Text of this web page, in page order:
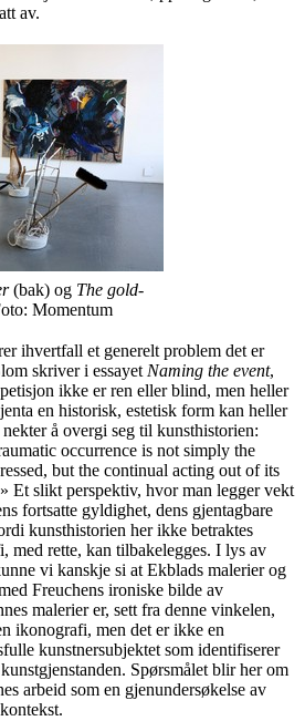
av.
(bak) og The gold-
Momentum
ihvertfall et generelt problem det er
skriver i essayet Naming the event,
ikke er ren eller blind, men heller
en historisk, estetisk form kan heller
å overgi seg til kunsthistorien:
occurrence is not simply the
but the continual acting out of its
Et slikt perspektiv, hvor man legger vekt
fortsatte gyldighet, dens gjentagbare
kunsthistorien her ikke betraktes
med rette, kan tilbakelegges. I lys av
vi kanskje si at Ekblads malerier og
Freuchens ironiske bilde av
malerier er, sett fra denne vinkelen,
ikonografi, men det er ikke en
kunstnersubjektet som identifiserer
Spørsmålet blir her om
arbeid som en gjenundersøkelse av